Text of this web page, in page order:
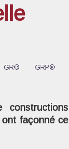
GR®
GRP®
ont façonné ce